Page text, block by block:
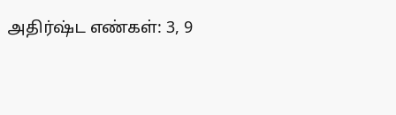
அதிர்ஷ்ட எண்கள்: 3, 9